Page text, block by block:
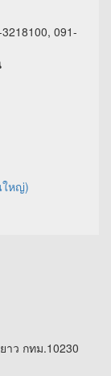
091-
ใหญ่)
ว กทม.10230